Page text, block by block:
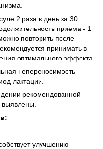
2 раза в день за 30
приема - 1
повторить после
принимать в
оптимального эффекта.
непереносимость
лактации.
рекомендованной
улучшению